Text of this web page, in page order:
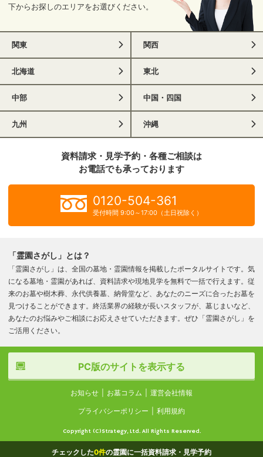
下からお探しのエリアをお選びください。
関東 関西
北海道 東北
中部 中国・四国
九州 沖縄
チェックした0件の霊園に一括資料請求・見学予約
資料請求・見学予約・各種ご相談は
お電話でも承っております
0120-504-361
受付時間 9:00～17:00（土日祝除く）
「霊園さがし」とは？
「霊園さがし」は、全国の墓地・霊園情報を掲載したポータルサイトです。気
になる墓地・霊園があれば、資料請求や現地見学を無料で一括で行えます。従
来のお墓や樹木葬、永代供養墓、納骨堂など、あなたのニーズに合ったお墓を
見つけることができます。終活業界の経験が長いスタッフが、墓じまいなど、
あなたのお悩みやご相談にお応えさせていただきます。ぜひ「霊園さがし」を
ご活用ください。
PC版のサイトを表示する
お知らせ お墓コラム 運営会社情報
プライバシーポリシー 利用規約
Copyright (C)Strategy, Ltd. All Rights Reserved.